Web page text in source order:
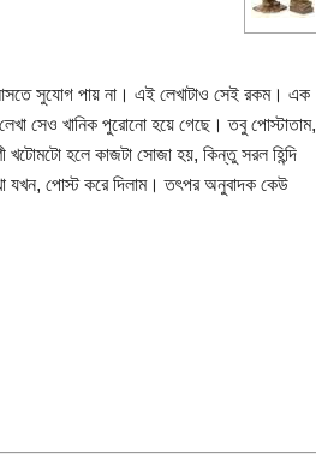
সুযোগ পায় না। এই লেখাটাও সেই রকম। এক
সেও খানিক পুরোনো হয়ে গেছে। তবু পোস্টাতাম,
খটোমটো হলে কাজটা সোজা হয়, কিন্তু সরল হিন্দি
যখন, পোস্ট করে দিলাম। তৎপর অনুবাদক কেউ